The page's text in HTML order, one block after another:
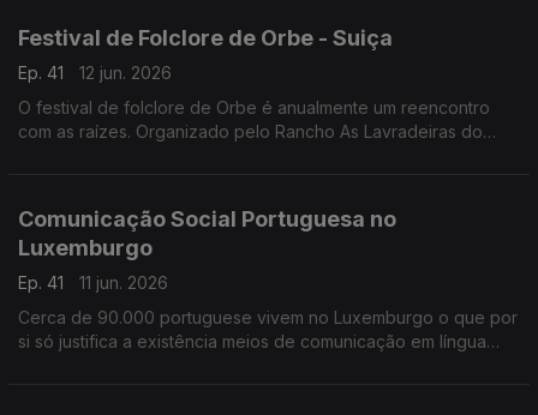
Festival de Folclore de Orbe - Suiça
Ep. 41
12 jun. 2026
O festival de folclore de Orbe é anualmente um reencontro
com as raízes. Organizado pelo Rancho As Lavradeiras do
Comunicação Social Portuguesa no
Luxemburgo
Ep. 41
11 jun. 2026
Cerca de 90.000 portuguese vivem no Luxemburgo o que por
si só justifica a existência meios de comunicação em língua